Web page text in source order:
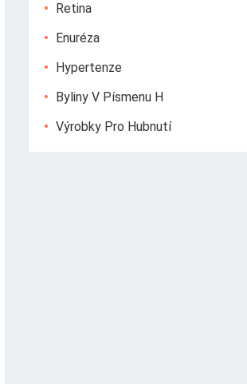
Retina
Enuréza
Hypertenze
Byliny V Písmenu H
Výrobky Pro Hubnutí